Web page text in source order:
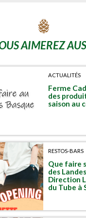
AIMEREZ
ACTUALITÉS
Ferme
des
saison au
RESTOS-BARS
Que faire
des
Direction
du Tube à